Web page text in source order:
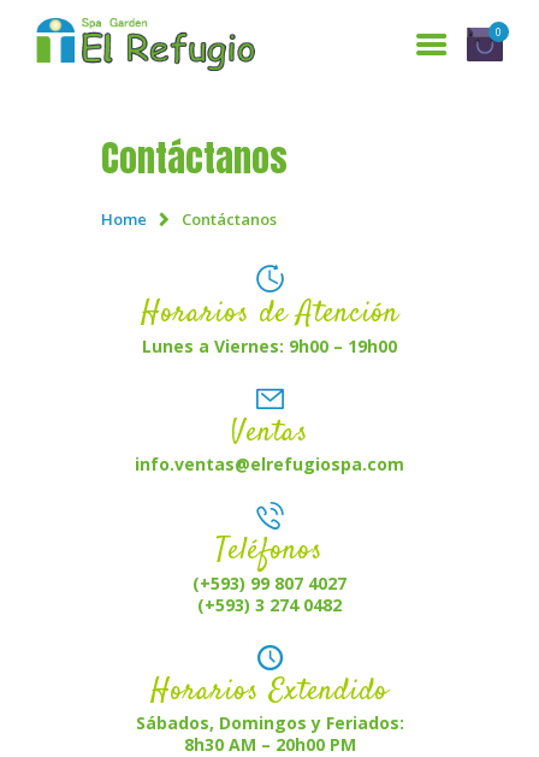
0
Contáctanos
Home Contáctanos
INICIO
SERVICIOS
GALERÍA
RESERVACIONES
CONTÁCTANOS
Horarios de Atención
Lunes a Viernes: 9h00 – 19h00
Ventas
info.ventas@elrefugiospa.com
Teléfonos
(+593) 99 807 4027
(+593) 3 274 0482
Horarios Extendido
Sábados, Domingos y Feriados:
8h30 AM – 20h00 PM